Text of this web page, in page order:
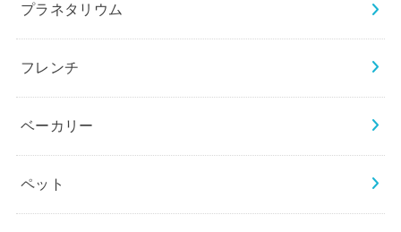
プラネタリウム
フレンチ
ベーカリー
ペット